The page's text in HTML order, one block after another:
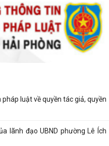
vi giả mạo cơ quan nhà nước
lãnh đạo UBND Phường Lê Ích
luật về quyền tác giả, quyền
lãnh đạo UBND phường Lê Ích